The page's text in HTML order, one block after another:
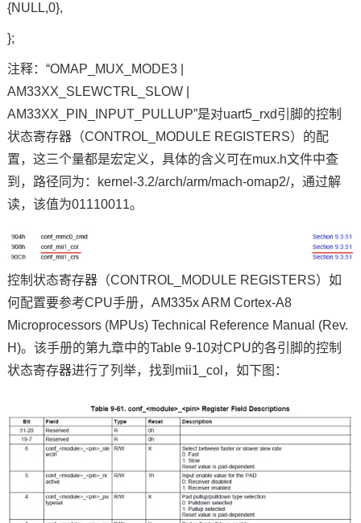
{NULL,0},
};
注释：“OMAP_MUX_MODE3 |
AM33XX_SLEWCTRL_SLOW |
AM33XX_PIN_INPUT_PULLUP”是对uart5_rxd引脚的控制
状态寄存器（CONTROL_MODULE REGISTERS）的配
置，这三个量都是宏定义 ，具体的含义可在mux.h文件中查
到，路径同为：kernel-3.2/arch/arm/mach-omap2/，通过解
读，该值为01110011。
控制状态寄存器（CONTROL_MODULE REGISTERS）如
何配置要参考CPU手册，AM335x ARM Cortex-A8
Microprocessors (MPUs) Technical Reference Manual (Rev.
H)。该手册的第九章中的Table 9-10对CPU的各引脚的控制
状态寄存器进行了列举，找到mii1_col，如下图：